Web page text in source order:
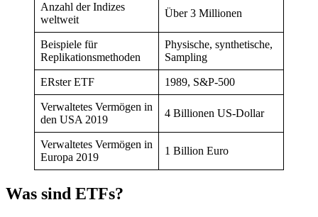
Anzahl der Indizes
weltweit
Über 3 Millionen
Beispiele für
Replikationsmethoden
Physische, synthetische,
Sampling
ERster ETF 1989, S&P-500
Verwaltetes Vermögen in
den USA 2019
4 Billionen US-Dollar
Verwaltetes Vermögen in
Europa 2019
1 Billion Euro
Was sind ETFs?